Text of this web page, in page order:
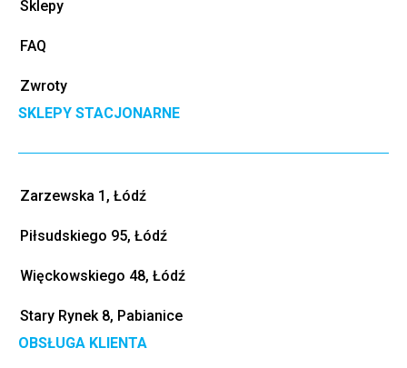
Sklepy
FAQ
Zwroty
SKLEPY STACJONARNE
Zarzewska 1, Łódź
Piłsudskiego 95, Łódź
Więckowskiego 48, Łódź
Stary Rynek 8, Pabianice
OBSŁUGA KLIENTA